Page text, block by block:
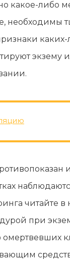
какое-либо
читайте в
при